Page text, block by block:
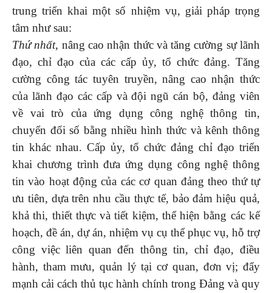
trung triển khai một số nhiệm vụ, giải pháp trọng
tâm như sau:
Thứ nhất, nâng cao nhận thức và tăng cường sự lãnh
đạo, chỉ đạo của các cấp ủy, tổ chức đảng. Tăng
cường công tác tuyên truyền, nâng cao nhận thức
của lãnh đạo các cấp và đội ngũ cán bộ, đảng viên
về vai trò của ứng dụng công nghệ thông tin,
chuyển đổi số bằng nhiều hình thức và kênh thông
tin khác nhau. Cấp ủy, tổ chức đảng chỉ đạo triển
khai chương trình đưa ứng dụng công nghệ thông
tin vào hoạt động của các cơ quan đảng theo thứ tự
ưu tiên, dựa trên nhu cầu thực tế, bảo đảm hiệu quả,
khả thi, thiết thực và tiết kiệm, thể hiện bằng các kế
hoạch, đề án, dự án, nhiệm vụ cụ thể phục vụ, hỗ trợ
công việc liên quan đến thông tin, chỉ đạo, điều
hành, tham mưu, quản lý tại cơ quan, đơn vị; đẩy
mạnh cải cách thủ tục hành chính trong Đảng và quy